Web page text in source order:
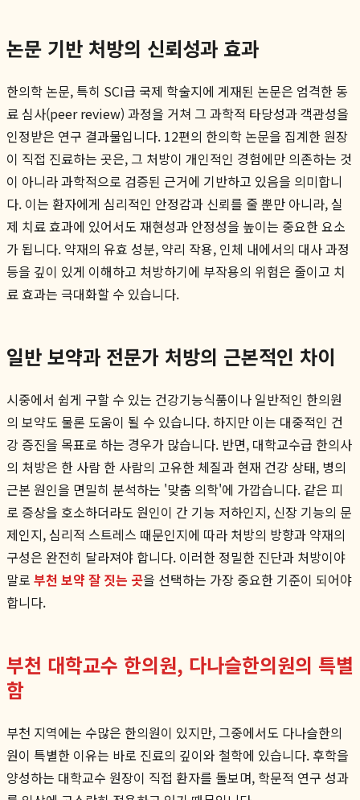
논문 기반 처방의 신뢰성과 효과
한의학 논문, 특히 SCI급 국제 학술지에 게재된 논문은 엄격한 동
료 심사(peer review) 과정을 거쳐 그 과학적 타당성과 객관성을
인정받은 연구 결과물입니다. 12편의 한의학 논문을 집계한 원장
이 직접 진료하는 곳은, 그 처방이 개인적인 경험에만 의존하는 것
이 아니라 과학적으로 검증된 근거에 기반하고 있음을 의미합니
다. 이는 환자에게 심리적인 안정감과 신뢰를 줄 뿐만 아니라, 실
제 치료 효과에 있어서도 재현성과 안정성을 높이는 중요한 요소
가 됩니다. 약재의 유효 성분, 약리 작용, 인체 내에서의 대사 과정
등을 깊이 있게 이해하고 처방하기에 부작용의 위험은 줄이고 치
료 효과는 극대화할 수 있습니다.
일반 보약과 전문가 처방의 근본적인 차이
시중에서 쉽게 구할 수 있는 건강기능식품이나 일반적인 한의원
의 보약도 물론 도움이 될 수 있습니다. 하지만 이는 대중적인 건
강 증진을 목표로 하는 경우가 많습니다. 반면, 대학교수급 한의사
의 처방은 한 사람 한 사람의 고유한 체질과 현재 건강 상태, 병의
근본 원인을 면밀히 분석하는 '맞춤 의학'에 가깝습니다. 같은 피
로 증상을 호소하더라도 원인이 간 기능 저하인지, 신장 기능의 문
제인지, 심리적 스트레스 때문인지에 따라 처방의 방향과 약재의
구성은 완전히 달라져야 합니다. 이러한 정밀한 진단과 처방이야
말로 부천 보약 잘 짓는 곳을 선택하는 가장 중요한 기준이 되어야
합니다.
부천 대학교수 한의원, 다나슬한의원의 특별
함
부천 지역에는 수많은 한의원이 있지만, 그중에서도 다나슬한의
원이 특별한 이유는 바로 진료의 깊이와 철학에 있습니다. 후학을
양성하는 대학교수 원장이 직접 환자를 돌보며, 학문적 연구 성과